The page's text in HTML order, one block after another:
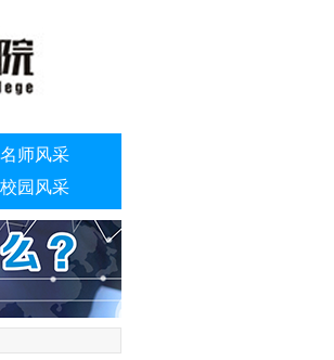
名师风采
校园风采